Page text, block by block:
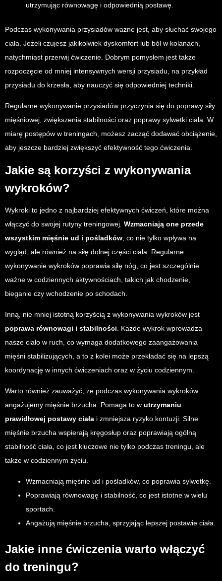
utrzymując równowagę i odpowiednią postawę.
Podczas wykonywania przysiadów ważne jest, aby słuchać swojego
ciała. Jeżeli czujesz jakikolwiek dyskomfort lub ból w kolanach,
natychmiast przerwij ćwiczenie. Dobrym pomysłem jest także
rozpoczęcie od mniej intensywnych wersji przysiadu, na przykład
przysiadu do krzesła, aby nauczyć się odpowiedniej techniki.
Regularne wykonywanie przysiadów przyczynia się do poprawy siły
mięśniowej, zwiększenia stabilności oraz poprawy sylwetki ciała. W
miarę postępów w treningach, możesz zacząć dodawać obciążenie,
aby jeszcze bardziej zwiększyć efektywność tego ćwiczenia.
Jakie są korzyści z wykonywania
wykroków?
Wykroki to jedno z najbardziej efektywnych ćwiczeń, które można
włączyć do swojej rutyny treningowej. Wzmacniają one przede
wszystkim mięśnie ud i pośladków , co nie tylko wpływa na
wygląd, ale również na siłę dolnej części ciała. Regularne
wykonywanie wykroków poprawia siłę nóg, co jest szczególnie
ważne w codziennych aktywnościach, takich jak chodzenie,
bieganie czy wchodzenie po schodach.
Inną, nie mniej istotną korzyścią z wykonywania wykroków jest
poprawa równowagi i stabilności . Każde wykrok wprowadza
nasze ciało w ruch, co wymaga dodatkowego zaangażowania
mięśni stabilizujących, a to z kolei może przekładać się na lepszą
koordynację w innych ćwiczeniach oraz w życiu codziennym.
Warto również zauważyć, że podczas wykonywania wykroków
angażujemy mięśnie brzucha. Pomaga to w utrzymaniu
prawidłowej postawy ciała i zmniejsza ryzyko kontuzji. Silne
mięśnie brzucha wspierają kręgosłup oraz poprawiają ogólną
stabilność ciała, co jest kluczowe nie tylko podczas treningu, ale
także w codziennym życiu.
Wzmacniają mięśnie ud i pośladków, co poprawia sylwetkę.
Poprawiają równowagę i stabilność, co jest istotne w wielu
sportach.
Angażują mięśnie brzucha, sprzyjając lepszej postawie ciała.
Jakie inne ćwiczenia warto włączyć
do treningu?